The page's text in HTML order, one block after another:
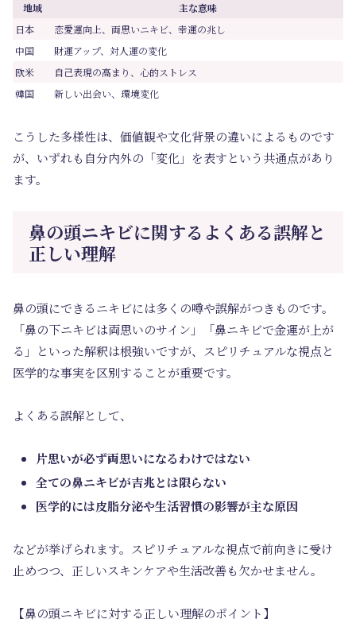
地域
主な意味
日本
恋愛運向上、両思いニキビ、幸運の兆し
中国
財運アップ、対人運の変化
欧米
自己表現の高まり、心的ストレス
韓国
新しい出会い、環境変化
こうした多様性は、価値観や文化背景の違いによるものです
が、いずれも自分内外の「変化」を表すという共通点があり
ます。
鼻の頭ニキビに関するよくある誤解と
正しい理解
鼻の頭にできるニキビには多くの噂や誤解がつきものです。
「鼻の下ニキビは両思いのサイン」「鼻ニキビで金運が上が
る」といった解釈は根強いですが、スピリチュアルな視点と
医学的な事実を区別することが重要です。
よくある誤解として、
片思いが必ず両思いになるわけではない
全ての鼻ニキビが吉兆とは限らない
医学的には皮脂分泌や生活習慣の影響が主な原因
などが挙げられます。スピリチュアルな視点で前向きに受け
止めつつ、正しいスキンケアや生活改善も欠かせません。
【鼻の頭ニキビに対する正しい理解のポイント】